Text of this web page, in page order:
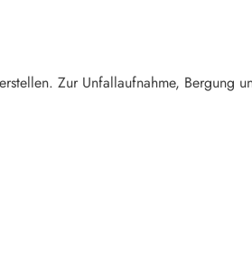
Zur Unfallaufnahme, Bergung